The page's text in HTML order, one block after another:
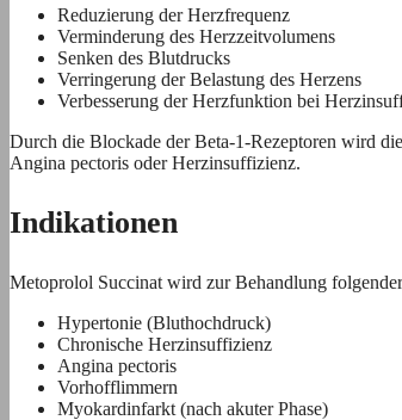
Reduzierung der Herzfrequenz
Verminderung des Herzzeitvolumens
Senken des Blutdrucks
Verringerung der Belastung des Herzens
Verbesserung der Herzfunktion bei
Durch die Blockade der Beta-1-Rezeptoren wird
Angina pectoris oder Herzinsuffizienz.
Indikationen
Metoprolol Succinat wird zur Behandlung
Hypertonie (Bluthochdruck)
Chronische Herzinsuffizienz
Angina pectoris
Vorhofflimmern
Myokardinfarkt (nach akuter Phase)